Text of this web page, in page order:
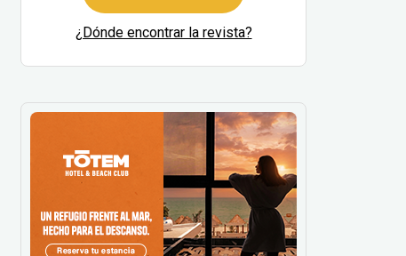
¿Dónde encontrar la revista?